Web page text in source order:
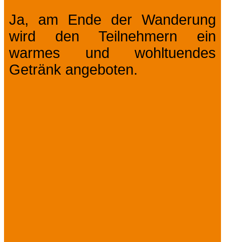
Ja, am Ende der Wanderung
wird den Teilnehmern ein
warmes und wohltuendes
Getränk angeboten.